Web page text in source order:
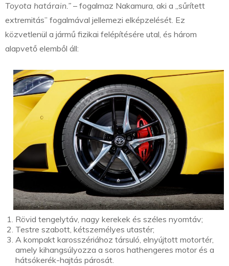
Toyota határain.” – fogalmaz Nakamura, aki a „sűrített
extremitás” fogalmával jellemezi elképzelését. Ez
közvetlenül a jármű fizikai felépítésére utal, és három
alapvető elemből áll:
Rövid tengelytáv, nagy kerekek és széles nyomtáv;
Testre szabott, kétszemélyes utastér;
A kompakt karosszériához társuló, elnyújtott motortér,
amely kihangsúlyozza a soros hathengeres motor és a
hátsókerék-hajtás párosát.